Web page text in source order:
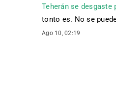
Teherán se desgaste
tonto es. No se
Ago 10, 02:19